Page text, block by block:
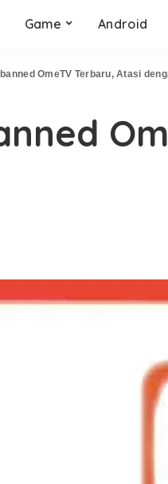
Game Android
OmeTV Terbaru, Atasi